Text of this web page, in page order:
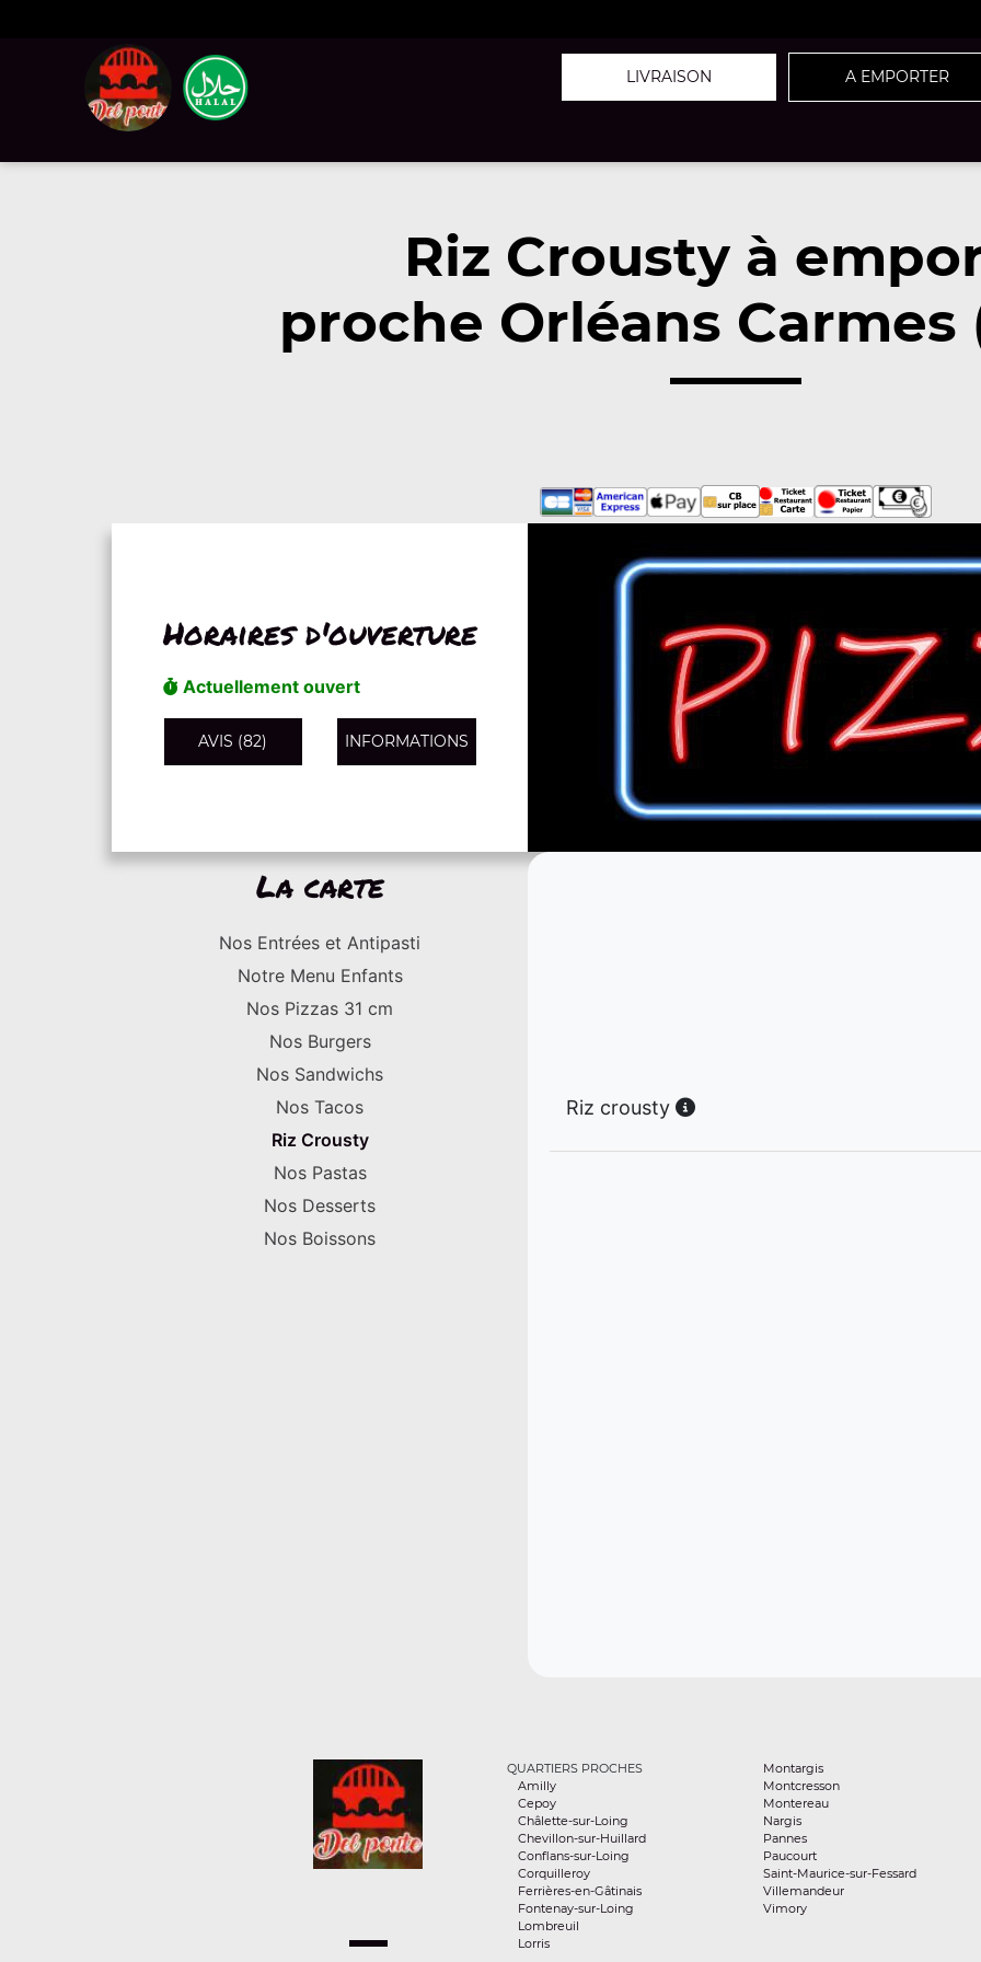
LIVRAISON A EMPORTER
Riz Crousty à
proche Orléans Carmes
Horaires d'ouverture
Actuellement ouvert
AVIS (82) INFORMATIONS
La carte
Nos Entrées et Antipasti
Notre Menu Enfants
Nos Pizzas 31 cm
Nos Burgers
Nos Sandwichs
Nos Tacos
Riz Crousty
Nos Pastas
Nos Desserts
Nos Boissons
Riz crousty
QUARTIERS PROCHES
Amilly
Cepoy
Châlette-sur-Loing
Chevillon-sur-Huillard
Conflans-sur-Loing
Corquilleroy
Ferrières-en-Gâtinais
Fontenay-sur-Loing
Lombreuil
Lorris
Montargis
Montcresson
Montereau
Nargis
Pannes
Paucourt
Saint-Maurice-sur-Fessard
Villemandeur
Vimory